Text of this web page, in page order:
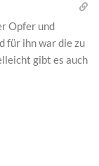
Opfer und
für ihn war die zu
gibt es auch